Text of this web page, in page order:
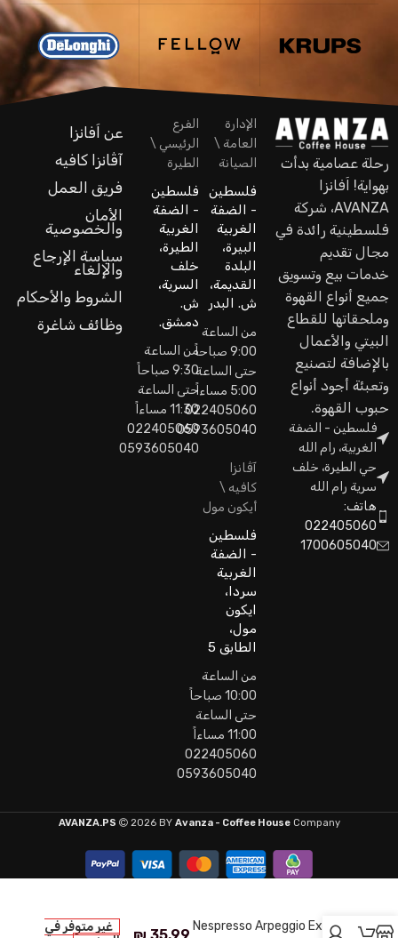
رحلة عصامية بدأت
بهواية! اَفانزا
AVANZA، شركة
فلسطينية رائدة في
مجال تقديم
خدمات بيع وتسويق
جميع أنواع القهوة
وملحقاتها للقطاع
البيتي والأعمال
بالإضافة لتصنيع
وتعبئة أجود أنواع
حبوب القهوة.
فلسطين - الضفة
الغربية، رام الله
حي الطيرة، خلف
سرية رام الله
هاتف:
022405060
1700605040
الإدارة
العامة \
الصيانة
فلسطين
- الضفة
الغربية
البيرة،
البلدة
القديمة،
ش. البدر
من الساعة
9:00 صباحاً
حتى الساعة
5:00 مساءاً
022405060
0593605040
الفرع
الرئيسي \
الطيرة
فلسطين
- الضفة
الغربية
الطيرة،
خلف
السرية،
ش.
دمشق.
من الساعة
9:30 صباحاً
حتى الساعة
11:30 مساءاً
022405060
0593605040
آڤانزا
كافيه \
أيكون مول
فلسطين
- الضفة
الغربية
سردا،
ايكون
مول،
الطابق 5
من الساعة
10:00 صباحاً
حتى الساعة
11:00 مساءاً
0593605040
عن اَفانزا
آڤانزا كافيه
فريق العمل
الأمان
والخصوصية
سياسة الإرجاع
والإلغاء
الشروط والأحكام
وظائف شاغرة
AVANZA.PS 2026 BY Avanza - Coffee HouseCompany
Nespresso Arpeggio Extra
₪ 35.99
غير متوفر في